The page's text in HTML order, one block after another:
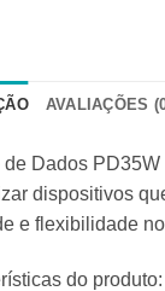
AVALIAÇÕES
de Dados
dispositivos
e flexibilidade
do produto: